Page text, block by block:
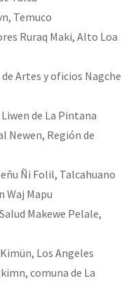
Temuco
Ruraq Maki, Alto Loa
Artes y oficios Nagche
de La Pintana
Newen, Región de
Ñi Folil, Talcahuano
Waj Mapu
Makewe Pelale,
Los Angeles
comuna de La